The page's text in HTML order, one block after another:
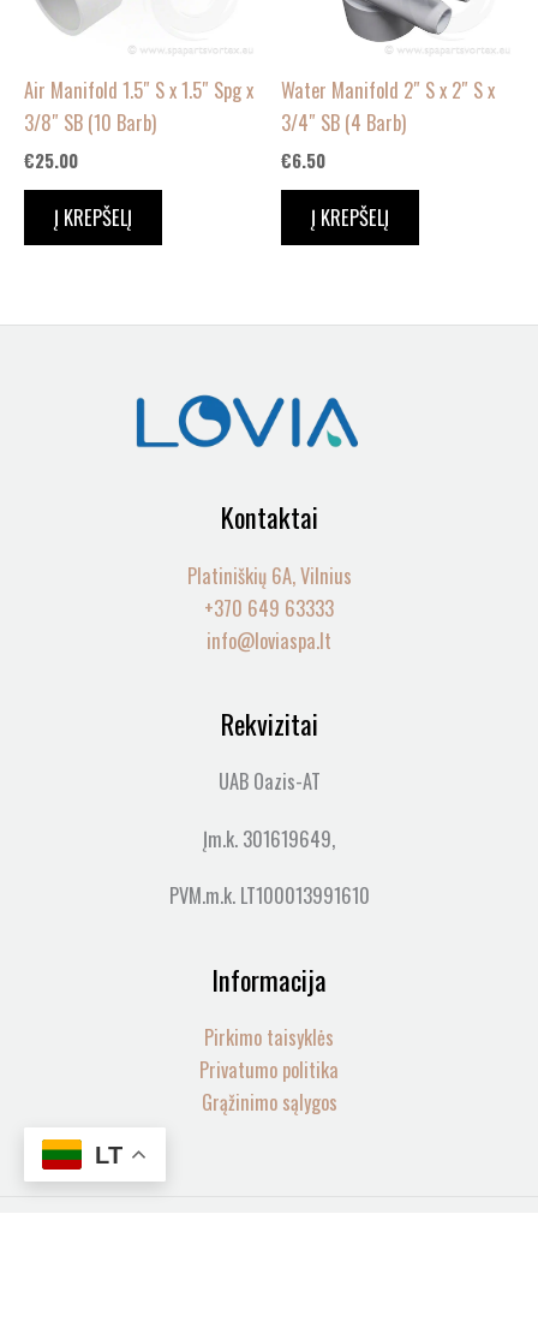
Air Manifold 1.5″ S x 1.5″ Spg x
3/8″ SB (10 Barb)
€25.00
Į KREPŠELĮ
Water Manifold 2″ S x 2″ S x
3/4″ SB (4 Barb)
€6.50
Į KREPŠELĮ
Kontaktai
Platiniškių 6A, Vilnius
+370 649 63333
info@loviaspa.lt
Rekvizitai
UAB Oazis-AT
Įm.k. 301619649,
PVM.m.k. LT100013991610
Informacija
Pirkimo taisyklės
Privatumo politika
Grąžinimo sąlygos
LT